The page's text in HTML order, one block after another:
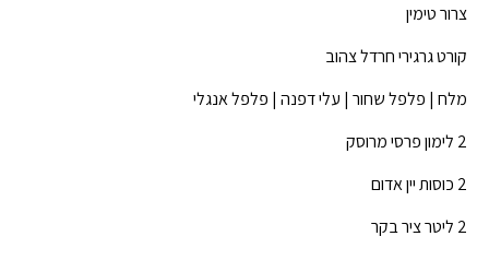
צרור טימין
קורט גרגירי חרדל צהוב
מלח | פלפל שחור | עלי דפנה | פלפל אנגלי
2 לימון פרסי מרוסק
2 כוסות יין אדום
2 ליטר ציר בקר